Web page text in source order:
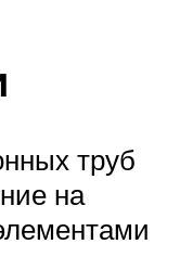
труб
на